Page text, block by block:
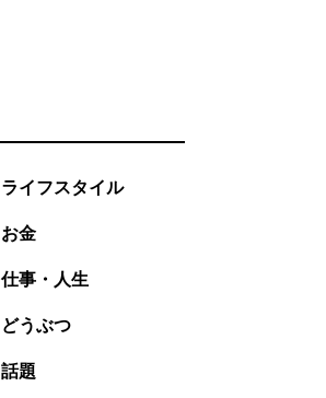
ライフスタイル
お金
仕事・人生
どうぶつ
話題